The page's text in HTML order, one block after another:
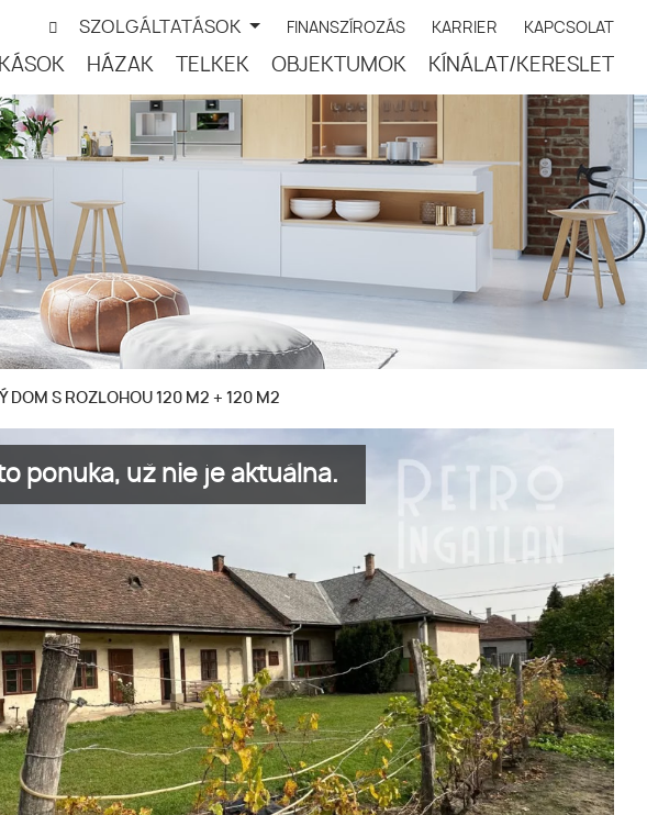
SZOLGÁLTATÁSOK FINANSZÍROZÁS KARRIER KAPCSOLAT
HÁZAK TELKEK OBJEKTUMOK KÍNÁLAT/KERESLET
DOM S ROZLOHOU 120 M2 + 120 M2
ponuka, už nie je aktuálna.